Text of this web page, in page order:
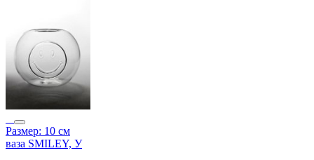
Размер: 10 см
ваза SMILEY, У